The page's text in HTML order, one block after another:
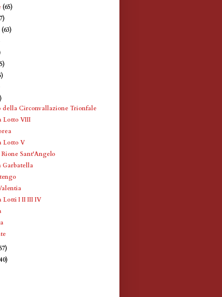
(65)
(63)
della Circonvallazione Trionfale
Lotto VIII
Lotto V
Sant'Angelo
Lotti I II III IV